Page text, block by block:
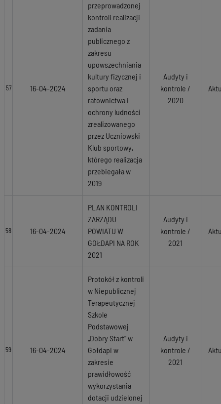
57 16-04-2024
przeprowadzonej
kontroli realizacji
zadania
publicznego z
zakresu
upowszechniania
kultury fizycznej i
sportu oraz
ratownictwa i
ochrony ludności
zrealizowanego
przez Uczniowski
Klub sportowy,
którego realizacja
przebiegała w
2019
Audyty i
kontrole /
2020
58 16-04-2024
PLAN KONTROLI
ZARZĄDU
POWIATU W
GOŁDAPI NA ROK
2021
Audyty i
kontrole /
2021
59 16-04-2024
Protokół z kontroli
w Niepublicznej
Terapeutycznej
Szkole
Podstawowej
„Dobry Start” w
Gołdapi w
zakresie
prawidłowość
wykorzystania
dotacji udzielonej
Audyty i
kontrole /
2021